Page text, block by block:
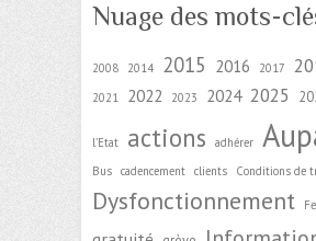
Nuage des mots-
2008 2014 2015 2016 2017
2021 2022 2023 2024 2025
l'Etat actions adhérer
Bus cadencement clients Conditions de
Dysfonctionnement